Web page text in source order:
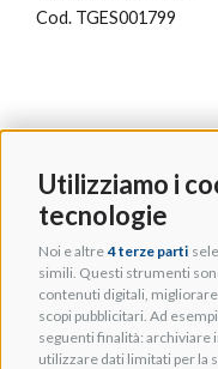
Utilizziamo i
tecnologie
Noi e altre 4 terze parti
simili. Questi strumenti
contenuti digitali,
scopi pubblicitari. Ad
seguenti finalità: archiviare
utilizzare dati limitati per la
Cod. TGES001799